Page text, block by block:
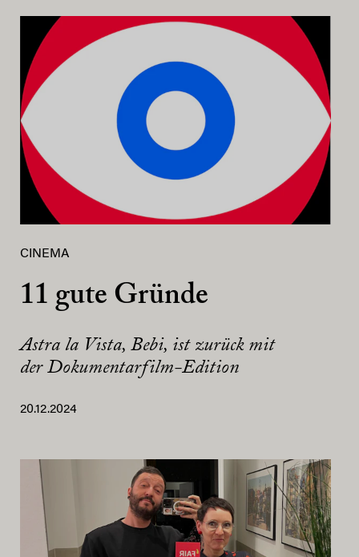
CINEMA
11 gute Gründe
Astra la Vista, Bebi, ist zurück mit
der Dokumentarfilm-Edition
20.12.2024